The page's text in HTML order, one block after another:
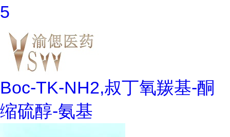
5
Boc-TK-NH2,叔丁氧羰基-酮
缩硫醇-氨基